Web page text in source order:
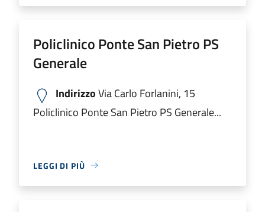
Policlinico Ponte San Pietro PS
Generale
IndirizzoVia Carlo Forlanini, 15
Policlinico Ponte San Pietro PS Generale...
LEGGI DI PIÙ